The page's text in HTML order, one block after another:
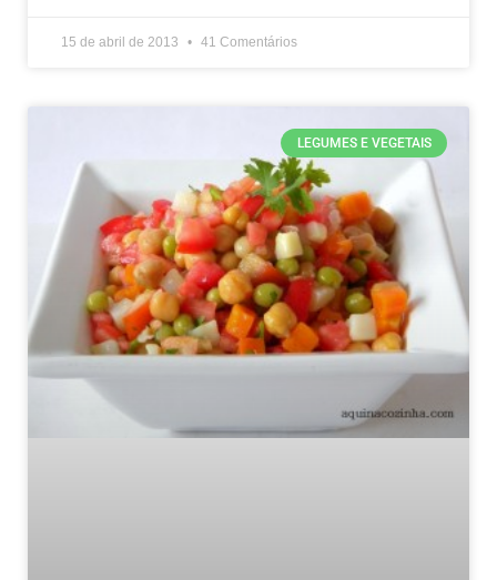
15 de abril de 2013 41 Comentários
LEGUMES E VEGETAIS